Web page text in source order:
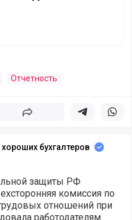
Отчетность
Поделиться Поделиться в
бухгалтеров
защиты РФ
комиссия по
отношений при
работодателям